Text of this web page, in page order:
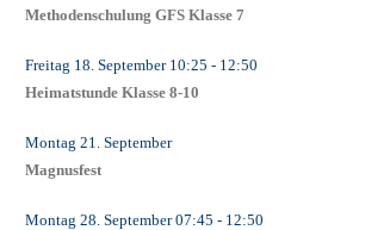
Methodenschulung GFS Klasse 7
Freitag 18. September10:25 - 12:50
Heimatstunde Klasse 8-10
Montag 21. September
Magnusfest
Montag 28. September07:45 - 12:50